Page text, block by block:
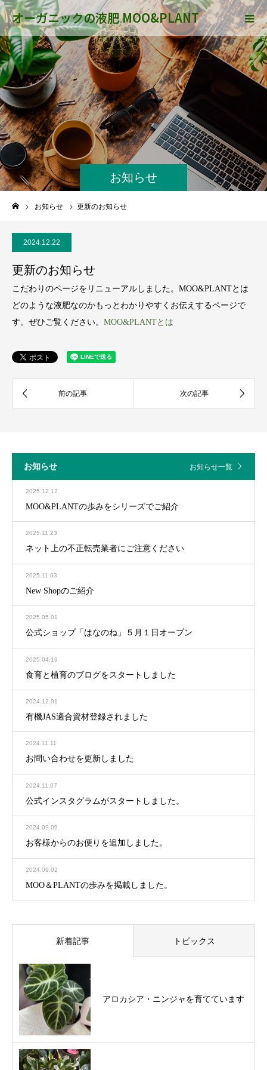
オーガニックの液肥 MOO&PLANT
お知らせ
お知らせ 更新のお知らせ
2024.12.22
更新のお知らせ
こだわりのページをリニューアルしました。MOO&PLANTとは
どのような液肥なのかもっとわかりやすくお伝えするページで
す。ぜひご覧ください。 MOO&PLANTとは
お知らせ お知らせ一覧
2025.12.12
MOO&PLANTの歩みをシリーズでご紹介
2025.11.23
ネット上の不正転売業者にご注意ください
2025.11.03
New Shopのご紹介
2025.05.01
公式ショップ「はなのね」５月１日オープン
2025.04.19
食育と植育のブログをスタートしました
2024.12.01
有機JAS適合資材登録されました
2024.11.11
お問い合わせを更新しました
2024.11.07
公式インスタグラムがスタートしました。
2024.09.09
お客様からのお便りを追加しました。
2024.09.02
MOO＆PLANTの歩みを掲載しました。
新着記事 トピックス
アロカシア・ニンジャを育てています